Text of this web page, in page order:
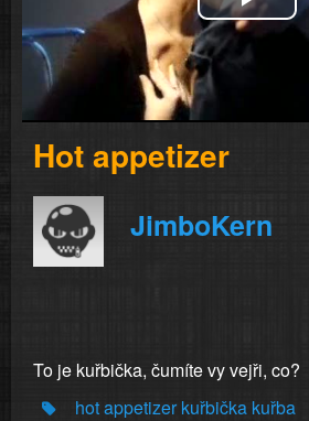
Play
Video
Hot appetizer
JimboKern
To je kuřbička, čumíte vy vejři, co?
hotappetizer kuřbička kuřba